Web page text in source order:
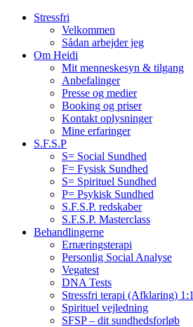
Stressfri
Velkommen
Sådan arbejder jeg
Om Heidi
Mit menneskesyn & tilgang
Anbefalinger
Presse og medier
Booking og priser
Kontakt oplysninger
Mine erfaringer
S.F.S.P
S= Social Sundhed
F= Fysisk Sundhed
S= Spirituel Sundhed
P= Psykisk Sundhed
S.F.S.P. redskaber
S.F.S.P. Masterclass
Behandlingerne
Ernæringsterapi
Personlig Social Analyse
Vegatest
DNA Tests
Stressfri terapi (Afklaring) 1:1
Spirituel vejledning
SFSP – dit sundhedsforløb